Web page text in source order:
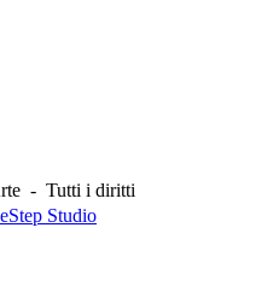
- Tutti i diritti
Studio